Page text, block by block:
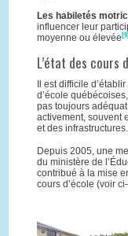
Les habiletés
influencer leur
moyenne ou élevée
L’état des cours
Il est difficile
d’école
pas toujours
activement, souvent
et des infrastructures.
Depuis 2005, une
du ministère de
contribué à la mise
cours d’école (voir